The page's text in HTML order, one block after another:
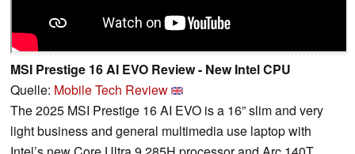
MSI Prestige 16 AI EVO Review - New Intel CPU
Quelle: Mobile Tech Review
The 2025 MSI Prestige 16 AI EVO is a 16” slim and very
light business and general multimedia use laptop with